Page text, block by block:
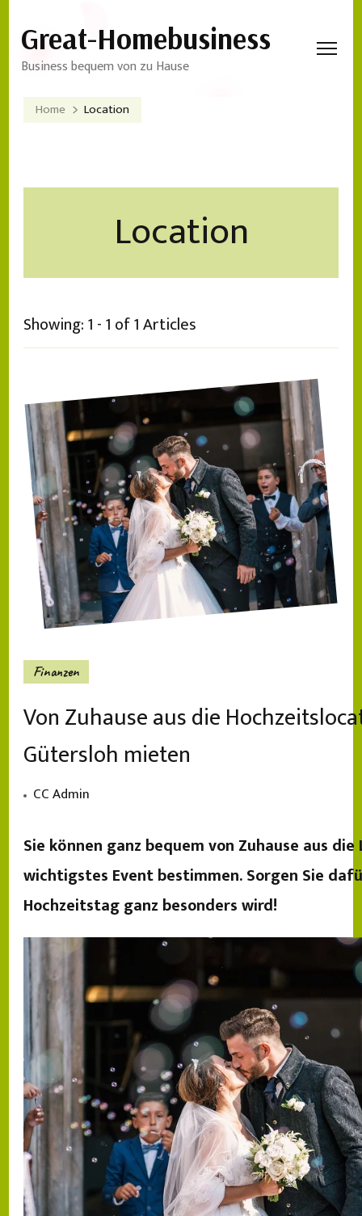
Great-Homebusiness
Business bequem von zu Hause
Home Location
Location
Showing: 1 - 1 of 1 Articles
Finanzen
Von Zuhause aus die
Gütersloh mieten
CC Admin
Sie können ganz bequem von Zuhause aus
wichtigstes Event bestimmen. Sorgen Sie
Hochzeitstag ganz besonders wird!